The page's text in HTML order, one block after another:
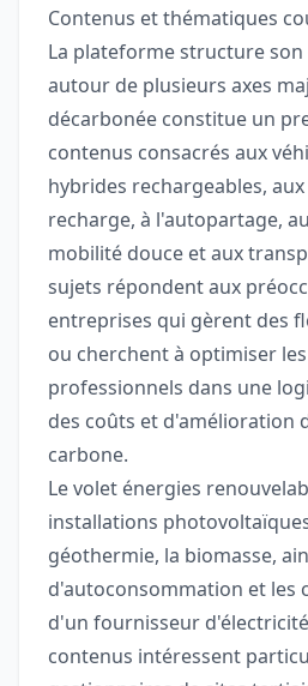
Contenus et thématiques
La plateforme structure
autour de plusieurs axes
décarbonée constitue un
contenus consacrés aux
hybrides rechargeables,
recharge, à l'autopartage,
mobilité douce et aux
sujets répondent aux
entreprises qui gèrent des
ou cherchent à optimiser
professionnels dans une
des coûts et d'amélioration
carbone.
Le volet énergies
installations
géothermie, la biomasse,
d'autoconsommation et les
d'un fournisseur
contenus intéressent